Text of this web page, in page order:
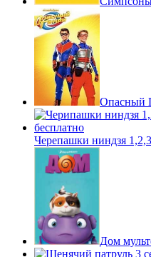
Опасный
Черепашки ниндзя
Дом